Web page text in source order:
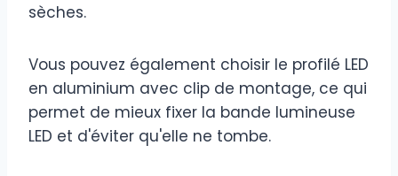
sèches.
Vous pouvez également choisir le profilé LED
en aluminium avec clip de montage, ce qui
permet de mieux fixer la bande lumineuse
LED et d'éviter qu'elle ne tombe.